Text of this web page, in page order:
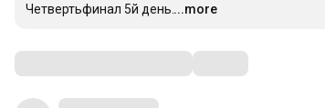
Четвертьфинал 5й день. ...more